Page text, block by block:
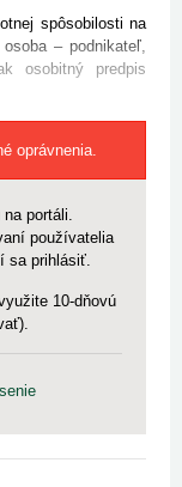
spôsobilosti na
– podnikateľ,
osobitný predpis
oprávnenia.
portáli.
používatelia
sa prihlásiť.
10-dňovú